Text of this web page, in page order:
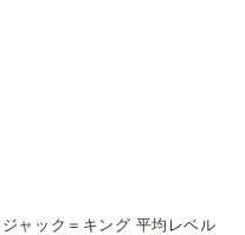
ャック＝キング 平均レベル